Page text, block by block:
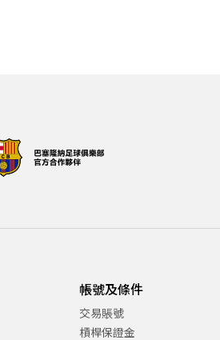
帳號及條件
交易賬號
槓桿保證金